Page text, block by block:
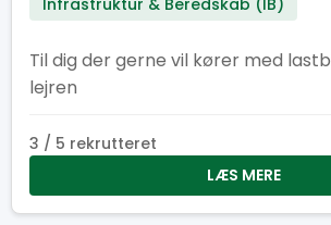
Infrastruktur & Beredskab (IB)
Til dig der gerne vil kører med
lejren
3 / 5 rekrutteret
LÆS MERE